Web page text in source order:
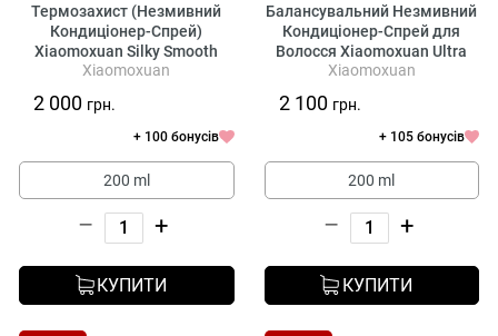
Термозахист (Незмивний
Кондиціонер-Спрей)
Xiaomoxuan Silky Smooth
Spray Conditioner
Xiaomoxuan
2 000 грн.
+ 100 бонусів
200 ml
– +
КУПИТИ
Балансувальний Незмивний
Кондиціонер-Спрей для
Волосся Xiaomoxuan Ultra
Balancing Spray Conditioner
Xiaomoxuan
2 100 грн.
+ 105 бонусів
200 ml
– +
КУПИТИ